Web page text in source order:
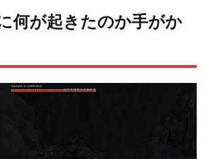
何が起きたのか手がか